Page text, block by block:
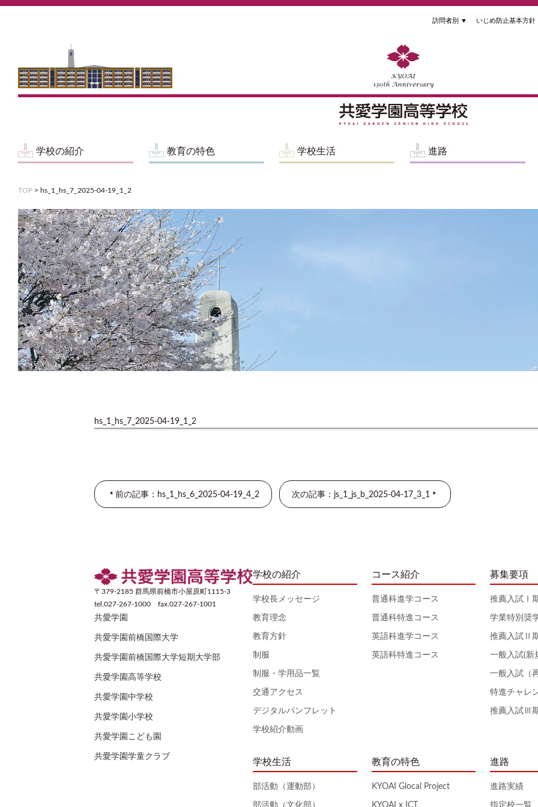
訪問者別 ▼ いじめ防止基本方針
学校の紹介 教育の特色 学校生活 進路
TOP > hs_1_hs_7_2025-04-19_1_2
hs_1_hs_7_2025-04-19_1_2
前の記事：hs_1_hs_6_2025-04-19_4_2 次の記事：js_1_js_b_2025-04-17_3_1
〒379-2185 群馬県前橋市小屋原町1115-3
tel.027-267-1000 fax.027-267-1001
共愛学園
共愛学園前橋国際大学
共愛学園前橋国際大学短期大学部
共愛学園高等学校
共愛学園中学校
共愛学園小学校
共愛学園こども園
共愛学園学童クラブ
学校の紹介
学校長メッセージ
教育理念
教育方針
制服
制服・学用品一覧
交通アクセス
デジタルパンフレット
学校紹介動画
学校生活
部活動（運動部）
部活動（文化部）
コース紹介
普通科進学コース
普通科特進コース
英語科進学コース
英語科特進コース
教育の特色
KYOAI Glocal Project
KYOAI x ICT
募集要項
推薦入試Ⅰ
学業特別奨
推薦入試Ⅱ
一般入試(新
一般入試（
特進チャレ
推薦入試Ⅲ
進路
進路実績
指定校一覧